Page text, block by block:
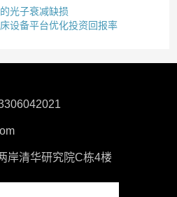
光子衰减缺损
设备平台优化投资回报率
岸清华研究院C栋4楼